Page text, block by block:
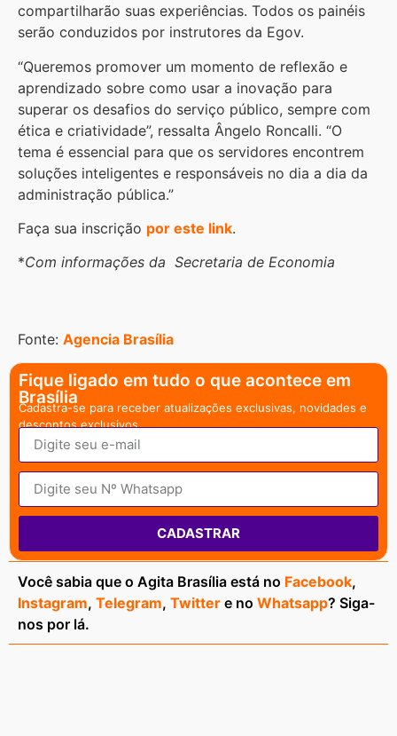
compartilharão suas experiências. Todos os painéis
serão conduzidos por instrutores da Egov.
“Queremos promover um momento de reflexão e
aprendizado sobre como usar a inovação para
superar os desafios do serviço público, sempre com
ética e criatividade”, ressalta Ângelo Roncalli. “O
tema é essencial para que os servidores encontrem
soluções inteligentes e responsáveis no dia a dia da
administração pública.”
Faça sua inscrição por este link.
*Com informações da Secretaria de Economia
Fonte: Agencia Brasília
Fique ligado em tudo o que acontece em
Brasília
Cadastra-se para receber atualizações exclusivas, novidades e
descontos exclusivos.
CADASTRAR
Você sabia que o Agita Brasília está no Facebook,
Instagram, Telegram, Twitter e no Whatsapp? Siga-
nos por lá.